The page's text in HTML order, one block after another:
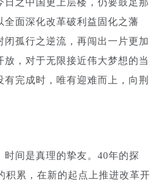
日之中国更上层楼，仍要鼓足那
全面深化改革破利益固化之藩
闭孤行之逆流，再闯出一片更加
放，对于无限接近伟大梦想的当
完成时，唯有迎难而上，向荆
间是真理的挚友。 40年的探
积累，在新的起点上推进改革开